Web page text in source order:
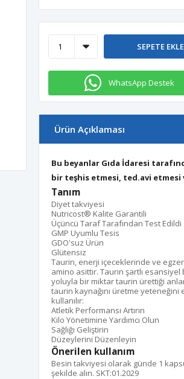
SEPETE EKLE
WhatsApp Destek
Ürün Açıklaması
Bu beyanlar Gıda İdaresi
bir teşhis etmesi, ted.avi etmesi
Tanım
Diyet takviyesi
Nutricost® Kalite Garantili
Üçüncü Taraf Tarafından Test Edildi
GMP Uyumlu Tesis
GDO'suz Ürün
Glütensiz
Taurin, enerji içeceklerinde ve
amino asittir. Taurin şartlı
yoluyla bir miktar taurin ürettiği
taurin kaynağını üretme
kullanılır:
Atletik Performansı Artırın
Kilo Yönetimine Yardımcı Olun
Sağlığı Geliştirin
Düzeylerini Düzenleyin
Önerilen kullanım
Besin takviyesi olarak günde 1
şekilde alın. SKT:01.2029